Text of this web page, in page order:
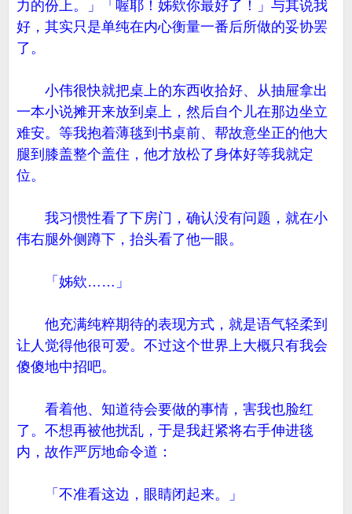
力的份上。」「喔耶！姊欸你最好了！」与其说我
好，其实只是单纯在内心衡量一番后所做的妥协罢
了。
小伟很快就把桌上的东西收拾好、从抽屉拿出
一本小说摊开来放到桌上，然后自个儿在那边坐立
难安。等我抱着薄毯到书桌前、帮故意坐正的他大
腿到膝盖整个盖住，他才放松了身体好等我就定
位。
我习惯性看了下房门，确认没有问题，就在小
伟右腿外侧蹲下，抬头看了他一眼。
「姊欸……」
他充满纯粹期待的表现方式，就是语气轻柔到
让人觉得他很可爱。不过这个世界上大概只有我会
傻傻地中招吧。
看着他、知道待会要做的事情，害我也脸红
了。不想再被他扰乱，于是我赶紧将右手伸进毯
内，故作严厉地命令道：
「不准看这边，眼睛闭起来。」